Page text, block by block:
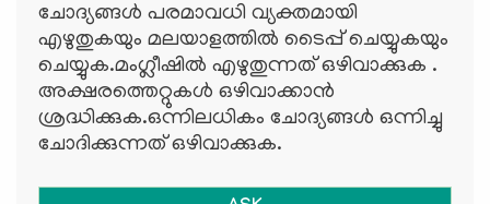
ചോദ്യങ്ങള്‍ പരമാവധി വ്യക്തമായി
എഴുതുകയും മലയാളത്തില്‍ ടൈപ്പ് ചെയ്യുകയും
ചെയ്യുക.മംഗ്ലീഷില്‍ എഴുതുന്നത് ഒഴിവാക്കുക .
അക്ഷരത്തെറ്റുകള്‍ ഒഴിവാക്കാന്‍
ശ്രദ്ധിക്കുക.ഒന്നിലധികം ചോദ്യങ്ങള്‍ ഒന്നിച്ചു
ചോദിക്കുന്നത് ഒഴിവാക്കുക.